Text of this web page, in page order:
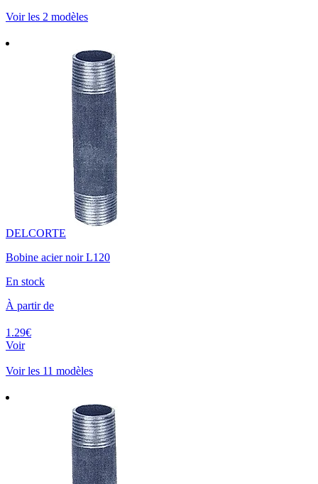
Voir les 2 modèles
DELCORTE
Bobine acier noir L120
En stock
À partir de
1.29€
Voir
Voir les 11 modèles